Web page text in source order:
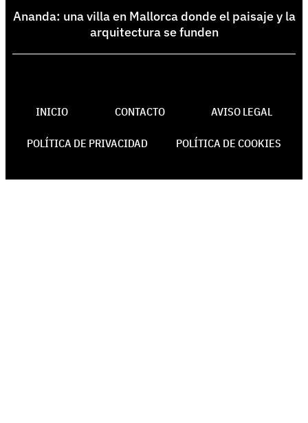
Ananda: una villa en Mallorca donde el paisaje y la
arquitectura se funden
INICIO CONTACTO AVISO LEGAL
POLÍTICA DE PRIVACIDAD POLÍTICA DE COOKIES